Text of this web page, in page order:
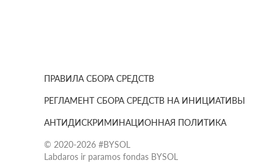
ПРАВИЛА СБОРА СРЕДСТВ
РЕГЛАМЕНТ СБОРА СРЕДСТВ НА ИНИЦИАТИВЫ
АНТИДИСКРИМИНАЦИОННАЯ ПОЛИТИКА
© 2020-2026 #BYSOL
Labdaros ir paramos fondas BYSOL